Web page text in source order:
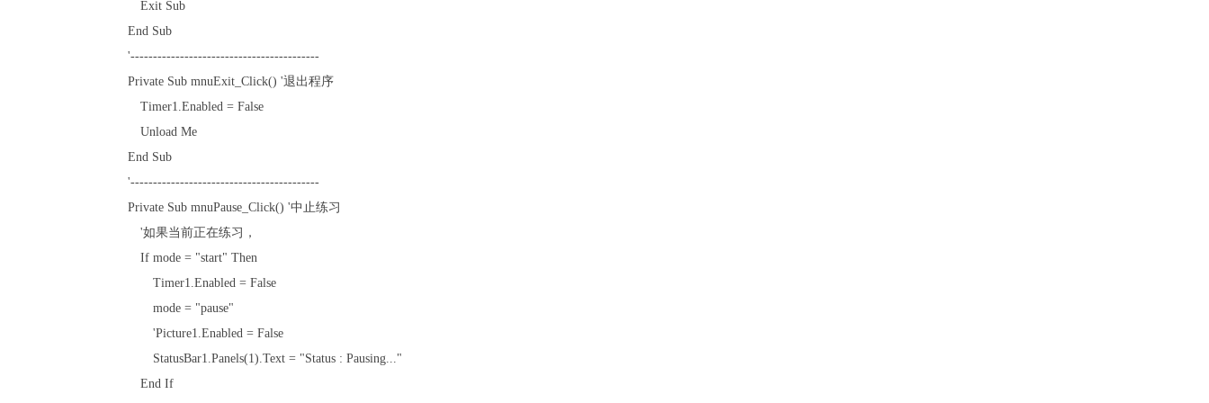
Exit Sub
End Sub
'------------------------------------------
Private Sub mnuExit_Click() '退出程序
Timer1.Enabled = False
Unload Me
End Sub
'------------------------------------------
Private Sub mnuPause_Click() '中止练习
'如果当前正在练习，
If mode = "start" Then
Timer1.Enabled = False
mode = "pause"
'Picture1.Enabled = False
StatusBar1.Panels(1).Text = "Status : Pausing..."
End If